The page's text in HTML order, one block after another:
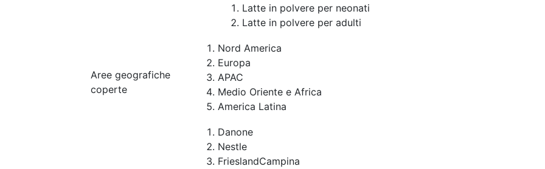
Latte in polvere per neonati
Latte in polvere per adulti
Aree geografiche
coperte
Nord America
Europa
APAC
Medio Oriente e Africa
America Latina
Danone
Nestle
FrieslandCampina